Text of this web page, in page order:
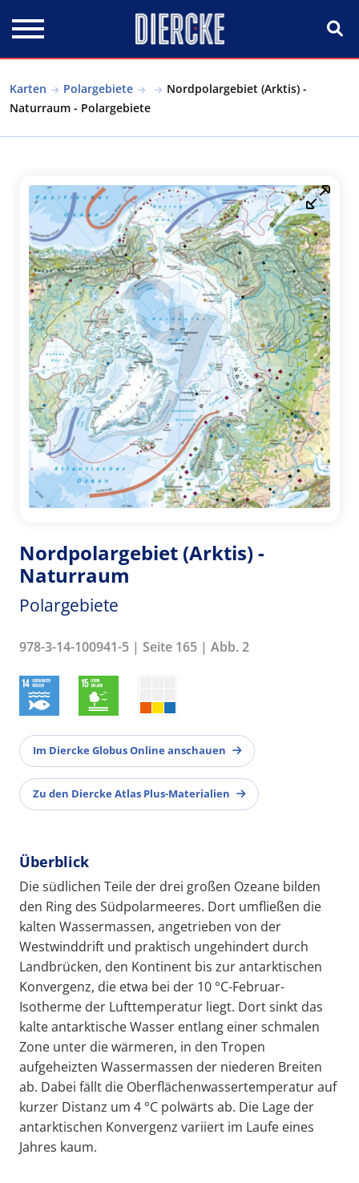
Karten Polargebiete
Nordpolargebiet (Arktis) -
Naturraum - Polargebiete
Nordpolargebiet (Arktis) -
Naturraum
Polargebiete
978-3-14-100941-5 | Seite 165 | Abb. 2
Im Diercke Globus Online anschauen
Zu den Diercke Atlas Plus-Materialien
Überblick
Die südlichen Teile der drei großen Ozeane bilden
den Ring des Südpolarmeeres. Dort umfließen die
kalten Wassermassen, angetrieben von der
Westwinddrift und praktisch ungehindert durch
Landbrücken, den Kontinent bis zur antarktischen
Konvergenz, die etwa bei der 10 °C-Februar-
Isotherme der Lufttemperatur liegt. Dort sinkt das
kalte antarktische Wasser entlang einer schmalen
Zone unter die wärmeren, in den Tropen
aufgeheizten Wassermassen der niederen Breiten
ab. Dabei fällt die Oberflächenwassertemperatur auf
kurzer Distanz um 4 °C polwärts ab. Die Lage der
antarktischen Konvergenz variiert im Laufe eines
Jahres kaum.